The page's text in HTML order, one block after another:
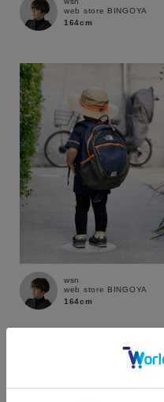
ブランド
web store BINGOYA
164cm
wsn
web store BINGOYA
164cm